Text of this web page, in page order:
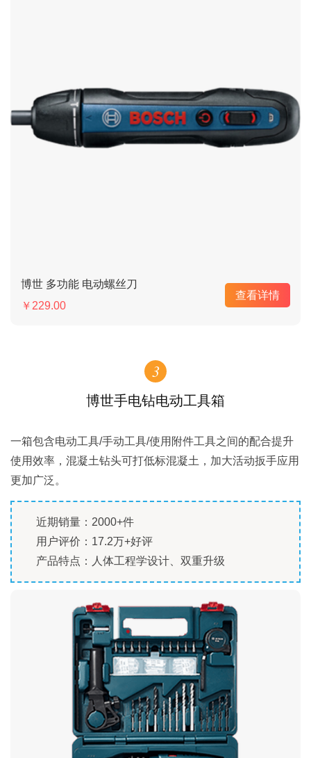
博世 多功能 电动螺丝刀
￥229.00
查看详情
3
博世手电钻电动工具箱
一箱包含电动工具/手动工具/使用附件工具之间的配合提升
使用效率，混凝土钻头可打低标混凝土，加大活动扳手应用
更加广泛。
近期销量：2000+件
用户评价：17.2万+好评
产品特点：人体工程学设计、双重升级